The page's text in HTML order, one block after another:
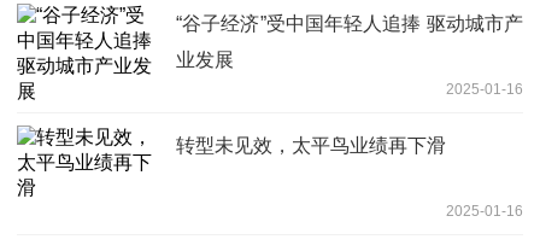
“谷子经济”受中国年轻人追捧 驱动城市产
业发展
2025-01-16
转型未见效，太平鸟业绩再下滑
2025-01-16